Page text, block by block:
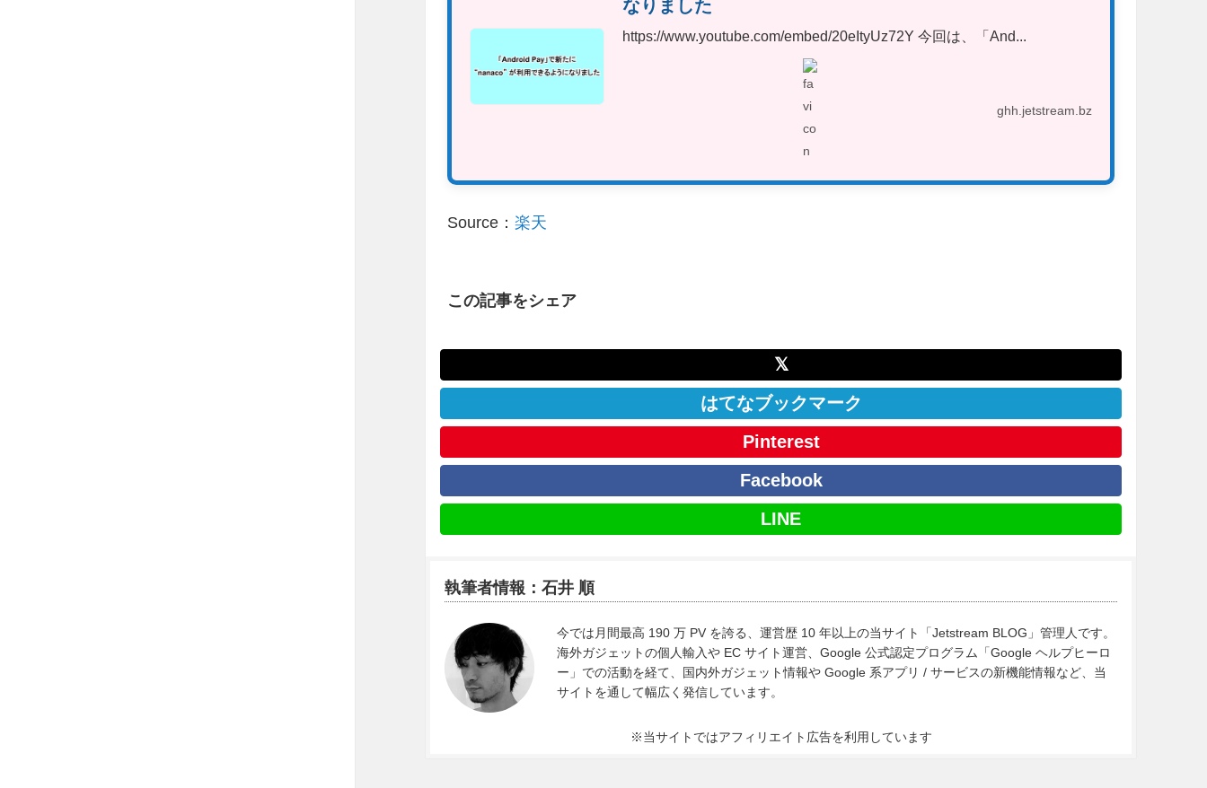
なりました
https://www.youtube.com/embed/20eItyUz72Y 今回は、「And...
ghh.jetstream.bz
Source：楽天
この記事をシェア
𝕏
はてなブックマーク
Pinterest
Facebook
LINE
執筆者情報：石井 順
今では月間最高 190 万 PV を誇る、運営歴 10 年以上の当サイト「Jetstream BLOG」管理人です。
海外ガジェットの個人輸入や EC サイト運営、Google 公式認定プログラム「Google ヘルプヒーロ
ー」での活動を経て、国内外ガジェット情報や Google 系アプリ / サービスの新機能情報など、当
サイトを通して幅広く発信しています。
※当サイトではアフィリエイト広告を利用しています